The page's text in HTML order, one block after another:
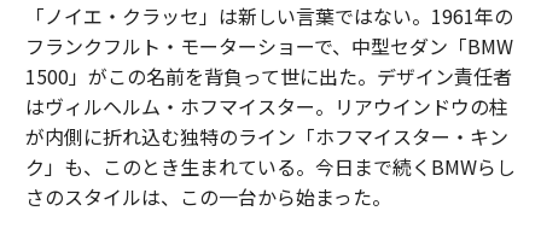
「ノイエ・クラッセ」は新しい言葉ではない。1961年の
フランクフルト・モーターショーで、中型セダン「BMW
1500」がこの名前を背負って世に出た。デザイン責任者
はヴィルヘルム・ホフマイスター。リアウインドウの柱
が内側に折れ込む独特のライン「ホフマイスター・キン
ク」も、このとき生まれている。今日まで続くBMWらし
さのスタイルは、この一台から始まった。